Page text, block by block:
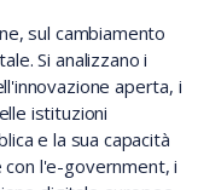
sul cambiamento
Si analizzano i
aperta, i
istituzioni
e la sua capacità
l'e-government, i